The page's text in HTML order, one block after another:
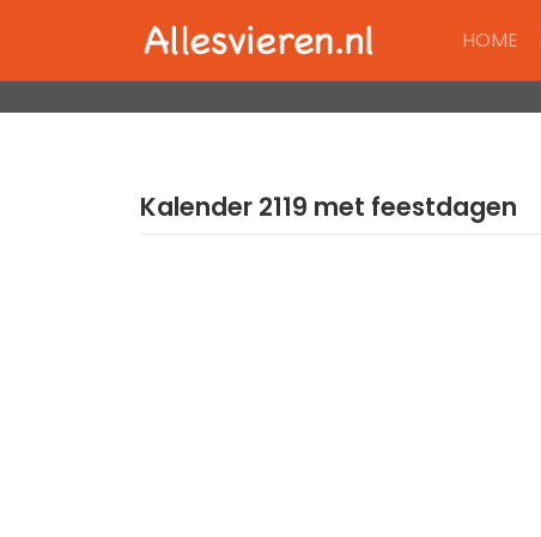
HOME
Kalender 2119 met feestdagen